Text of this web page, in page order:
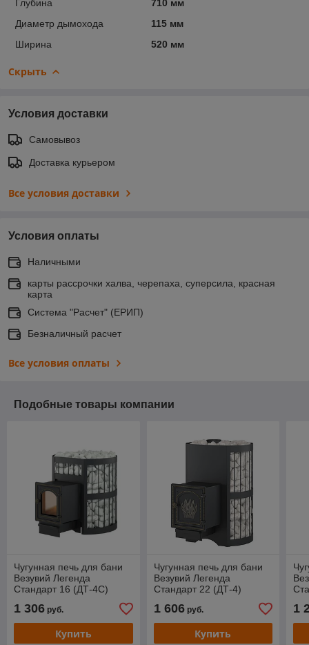
Глубина
710 мм
Диаметр дымохода
115 мм
Ширина
520 мм
Скрыть
Условия доставки
Самовывоз
Доставка курьером
Все условия доставки
Условия оплаты
Наличными
карты рассрочки халва, черепаха, суперсила, красная
карта
Система "Расчет" (ЕРИП)
Безналичный расчет
Все условия оплаты
Подобные товары компании
Чугунная печь для бани
Везувий Легенда
Стандарт 16 (ДТ-4С)
1 306 руб.
Купить
Чугунная печь для бани
Везувий Легенда
Стандарт 22 (ДТ-4)
1 606руб.
Купить
1